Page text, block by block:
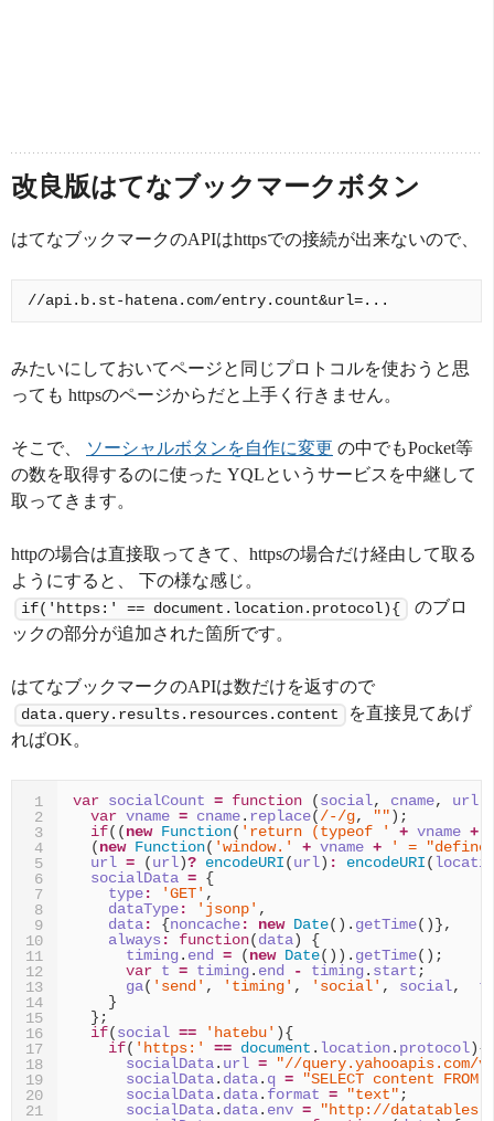
改良版はてなブックマークボタン
はてなブックマークのAPIはhttpsでの接続が出来ないので、
みたいにしておいてページと同じプロトコルを使おうと思
っても httpsのページからだと上手く行きません。
そこで、 ソーシャルボタンを自作に変更 の中でもPocket等
の数を取得するのに使った YQLというサービスを中継して
取ってきます。
httpの場合は直接取ってきて、httpsの場合だけ経由して取る
ようにすると、 下の様な感じ。
if('https:' == document.location.protocol){
のブロ
ックの部分が追加された箇所です。
はてなブックマークのAPIは数だけを返すので
data.query.results.resources.content
を直接見てあげ
ればOK。
1
2
3
4
5
6
7
8
9
10
11
12
13
14
15
16
17
18
19
20
21
var socialCount = function (social, cname, url
var vname = cname. replace(/-/g, "");
if((new Function( 'return (typeof ' + vname +
(new Function( 'window.' + vname +
' =
url = (url)? encodeURI(url) : encodeURI(
socialData = {
type: 'GET' ,
dataType: 'jsonp' ,
data: {noncache: new Date(). getTime()},
always : function(data)
{
timing. end = (new Date()). getTime();
var t = timing. end - timing. start ;
ga( 'send' , 'timing' , 'social' , social, t
}
};
if(social == 'hatebu' ){
if( 'https:' == document . location. protocol){
socialData. url =
"//query.yahooapis.com/
socialData. data. q =
"SELECT content
socialData. data. format = "text" ;
socialData. data. env =
"http://